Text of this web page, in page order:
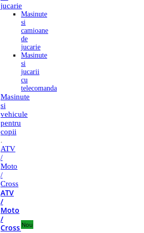
jucarie
Masinute
si
camioane
de
jucarie
Masinute
si
jucarii
cu
telecomanda
Masinute
si
vehicule
pentru
copii
ATV
/
Moto
/
Cross
ATV
/
Moto
/
Cross Nou